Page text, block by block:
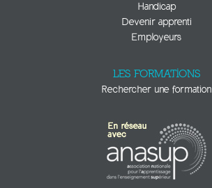
Handicap
Devenir apprenti
Employeurs
LES FORMATIONS
Rechercher une formation